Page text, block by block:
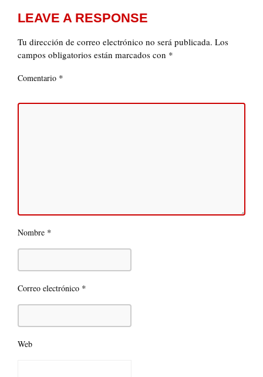
LEAVE A RESPONSE
Tu dirección de correo electrónico no será publicada. Los
campos obligatorios están marcados con *
Comentario *
Nombre *
Correo electrónico *
Web